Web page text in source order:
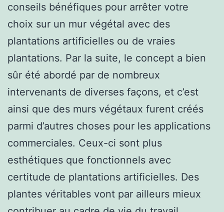
conseils bénéfiques pour arrêter votre
choix sur un mur végétal avec des
plantations artificielles ou de vraies
plantations. Par la suite, le concept a bien
sûr été abordé par de nombreux
intervenants de diverses façons, et c’est
ainsi que des murs végétaux furent créés
parmi d’autres choses pour les applications
commerciales. Ceux-ci sont plus
esthétiques que fonctionnels avec
certitude de plantations artificielles. Des
plantes véritables vont par ailleurs mieux